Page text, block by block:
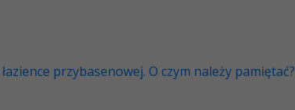
przybasenowej. O czym należy pamiętać?